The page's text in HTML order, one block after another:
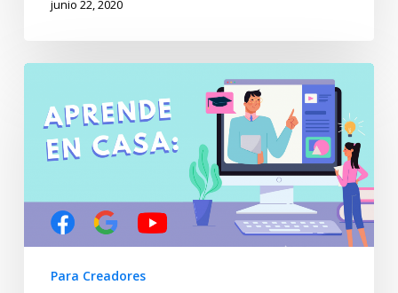
junio 22, 2020
Para Creadores